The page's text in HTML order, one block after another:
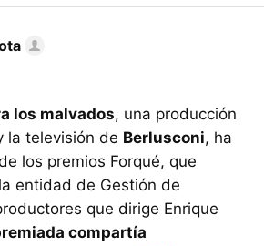
los malvados, una producción
la televisión de Berlusconi, ha
los premios Forqué, que
entidad de Gestión de
que dirige Enrique
compartía